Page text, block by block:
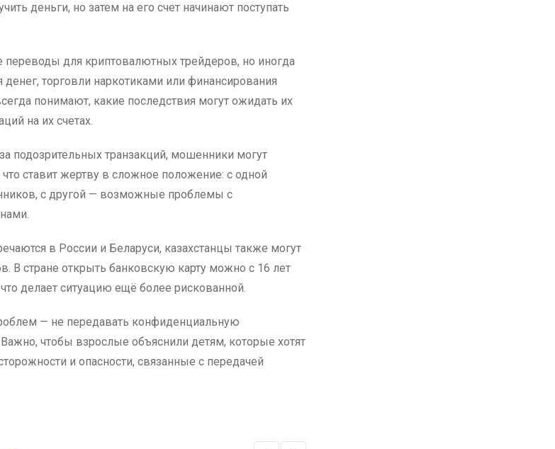
деньги, но затем на его счет начинают поступать
переводы для криптовалютных трейдеров, но иногда
торговли наркотиками или финансирования
понимают, какие последствия могут ожидать их
на их счетах.
подозрительных транзакций, мошенники могут
что ставит жертву в сложное положение: с одной
с другой — возможные проблемы с
в России и Беларуси, казахстанцы также могут
В стране открыть банковскую карту можно с 16 лет
делает ситуацию ещё более рискованной.
— не передавать конфиденциальную
чтобы взрослые объяснили детям, которые хотят
и опасности, связанные с передачей